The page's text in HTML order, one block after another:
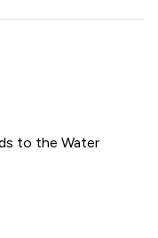
to the Water